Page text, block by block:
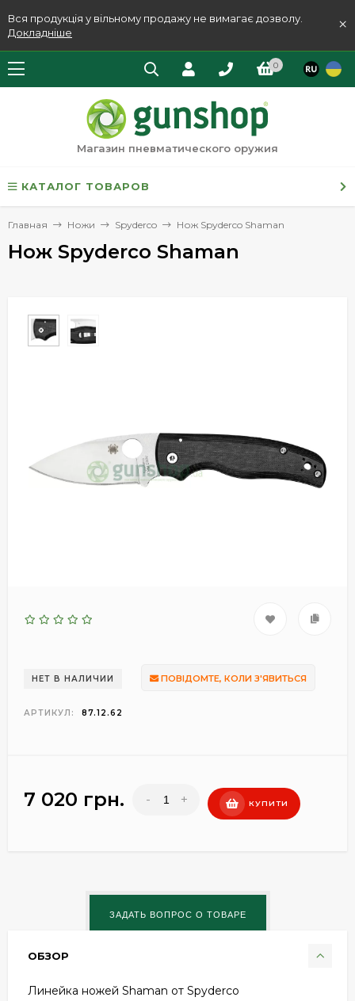
Вся продукція у вільному продажу не вимагає дозволу.
Докладніше
×
0
Магазин пневматического оружия
КАТАЛОГ ТОВАРОВ
Главная Ножи Spyderco Нож Spyderco Shaman
Нож Spyderco Shaman
НЕТ В НАЛИЧИИ ПОВІДОМТЕ, КОЛИ З'ЯВИТЬСЯ
АРТИКУЛ: 87.12.62
7 020 грн. - + КУПИТИ
ОБЗОР
Линейка ножей Shaman от Spyderco